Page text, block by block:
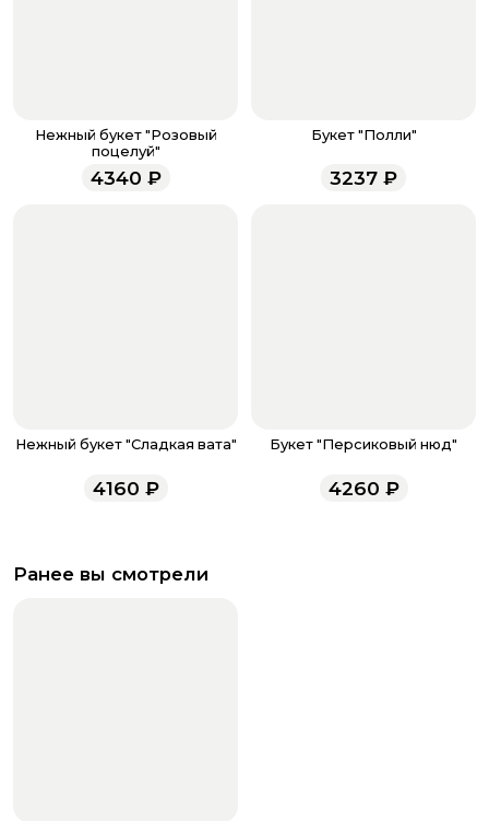
звоните по номеру телефона
8 (927) 936-71-86
напишите WhatsApp
+7 937 333-66-53
менеджеры работают ежедневно с 9.00 до 23.00 и
всегда рады проконсультировать вас.
Нежный букет "Розовый
поцелуй"
4340 ₽
Букет "Полли"
3237 ₽
Нежный букет "Сладкая вата"
4160 ₽
Букет "Персиковый нюд"
4260 ₽
Ранее вы смотрели